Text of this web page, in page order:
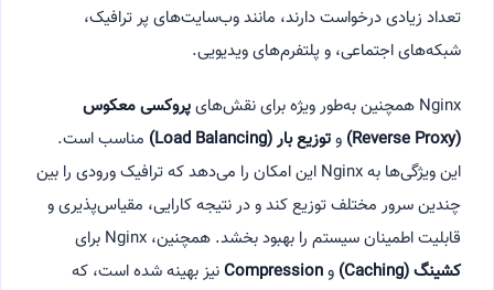
تعداد زیادی درخواست دارند، مانند وب‌سایت‌های پر ترافیک،
شبکه‌های اجتماعی، و پلتفرم‌های ویدیویی.
Nginx همچنین به‌طور ویژه برای نقش‌های
پروکسی معکوس
(Reverse Proxy)
وتوزیع بار(Load Balancing)
مناسب است.
این ویژگی‌ها به Nginx این امکان را می‌دهد که ترافیک ورودی را بین
چندین سرور مختلف توزیع کند و در نتیجه کارایی، مقیاس‌پذیری و
قابلیت اطمینان سیستم را بهبود بخشد. همچنین، Nginx برای
کشینگ(Caching) وCompressionنیز بهینه شده است، که